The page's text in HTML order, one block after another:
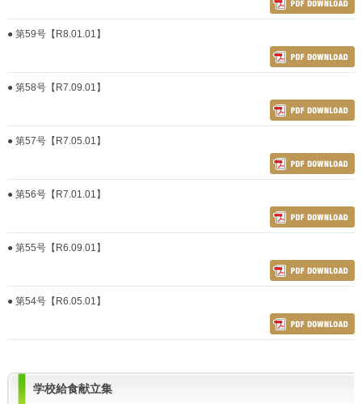
● 第59号【R8.01.01】
● 第58号【R7.09.01】
● 第57号【R7.05.01】
● 第56号【R7.01.01】
● 第55号【R6.09.01】
● 第54号【R6.05.01】
学校給食献立集